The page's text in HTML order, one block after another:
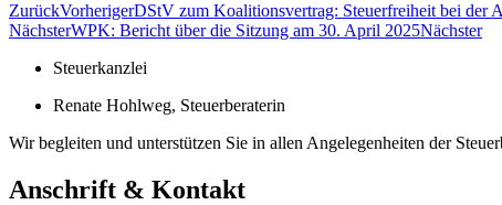
ZurückVorherigerDStV zum Koalitionsvertrag: Steuerfreiheit bei der
NächsterWPK: Bericht über die Sitzung am 30. April 2025Nächster
Steuerkanzlei
Renate Hohlweg, Steuerberaterin
Wir begleiten und unterstützen Sie in allen Angelegenheiten der
Anschrift & Kontakt